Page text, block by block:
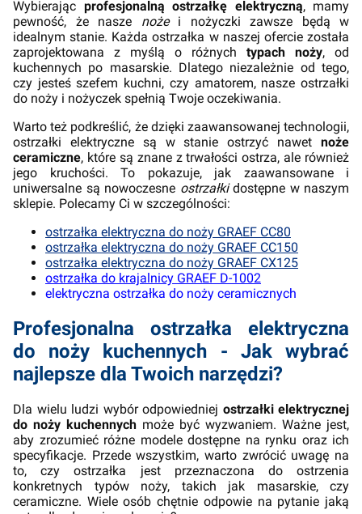
Wybierając profesjonalną ostrzałkę elektryczną, mamy
pewność, że nasze nożei nożyczki zawsze będą w
idealnym stanie. Każda ostrzałka w naszej ofercie została
zaprojektowana z myślą o różnych typach noży, od
kuchennych po masarskie. Dlatego niezależnie od tego,
czy jesteś szefem kuchni, czy amatorem, nasze ostrzałki
do noży i nożyczek spełnią Twoje oczekiwania.
Warto też podkreślić, że dzięki zaawansowanej technologii,
ostrzałki elektryczne są w stanie ostrzyć nawet noże
ceramiczne, które są znane z trwałości ostrza, ale również
jego kruchości. To pokazuje, jak zaawansowane i
uniwersalne są nowoczesne ostrzałkidostępne w naszym
sklepie. Polecamy Ci w szczególności:
ostrzałka elektryczna do noży GRAEF CC80
ostrzałka elektryczna do noży GRAEF CC150
ostrzałka elektryczna do noży GRAEF CX125
ostrzałka do krajalnicy GRAEF D-1002
elektryczna ostrzałka do noży ceramicznych
Profesjonalna ostrzałka elektryczna
do noży kuchennych - Jak wybrać
najlepsze dla Twoich narzędzi?
Dla wielu ludzi wybór odpowiedniej ostrzałki elektrycznej
do noży kuchennych może być wyzwaniem. Ważne jest,
aby zrozumieć różne modele dostępne na rynku oraz ich
specyfikacje. Przede wszystkim, warto zwrócić uwagę na
to, czy ostrzałka jest przeznaczona do ostrzenia
konkretnych typów noży, takich jak masarskie, czy
ceramiczne. Wiele osób chętnie odpowie na pytanie jaką